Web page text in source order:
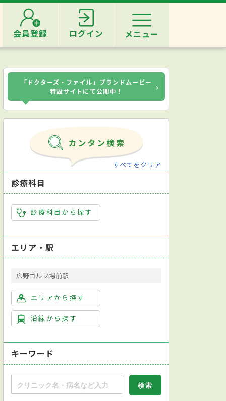
会員登録 ログイン メニュー
「ドクターズ・ファイル」ブランドムービー
特設サイトにて公開中！
›
すべてをクリア
診療科目
診療科目から探す
エリア・駅
広野ゴルフ場前駅
エリアから探す
沿線から探す
キーワード